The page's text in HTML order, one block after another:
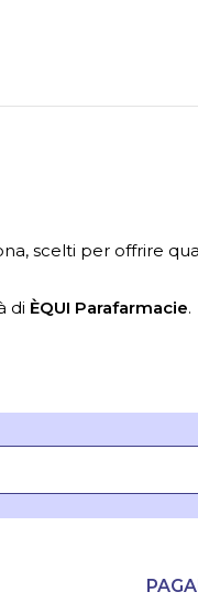
scelti per offrire
di ÈQUI Parafarmacie.